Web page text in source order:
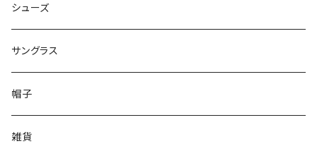
シューズ
サングラス
帽子
雑貨